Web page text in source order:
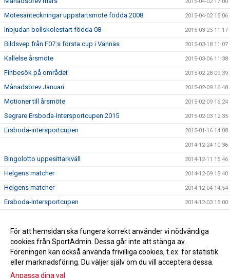
Mötesanteckningar uppstartsmöte födda 2008 2015-04-02 15:06
Inbjudan bollskolestart födda 08 2015-03-25 11:17
Bildsvep från F07:s första cup i Vännäs 2015-03-18 11:07
Kallelse årsmöte 2015-03-06 11:38
Finbesök på området 2015-02-28 09:39
Månadsbrev Januari 2015-02-09 16:48
Motioner till årsmöte 2015-02-09 16:24
Segrare Ersboda-Intersportcupen 2015 2015-02-03 12:35
Ersboda-intersportcupen 2015-01-16 14:08
2014-12-24 10:36
Bingolotto uppesittarkväll 2014-12-11 15:46
Helgens matcher 2014-12-09 15:40
Helgens matcher 2014-12-04 14:54
Ersboda-Intersportcupen 2014-12-03 15:00
Inbjudan Change the game 2014-09-18 14:44
Månadsbrev augusti 2014-09-05 08:55
För att hemsidan ska fungera korrekt använder vi nödvändiga
cookies från SportAdmin. Dessa går inte att stänga av.
Föreningen kan också använda frivilliga cookies, t.ex. för statistik
eller marknadsföring. Du väljer själv om du vill acceptera dessa.
Anpassa dina val